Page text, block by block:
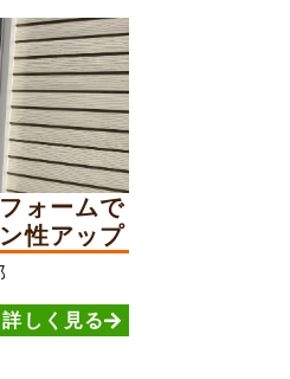
ォームで
性アップ
詳しく見る